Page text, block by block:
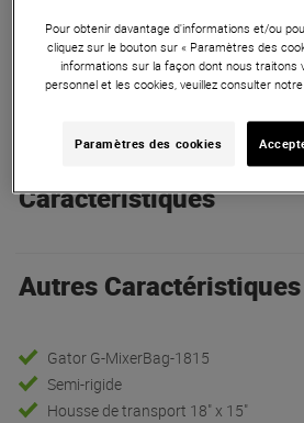
ARTICLE N° 66802
Caracteristiques
Autres Caractéristiques
Gator G-MixerBag-1815
Semi-rigide
Housse de transport 18" x 15"
Pour obtenir davantage d'informations et/ou
cliquez sur le bouton sur « Paramètres des
informations sur la façon dont nous traitons
personnel et les cookies, veuillez consulter notre
Paramètres des cookies